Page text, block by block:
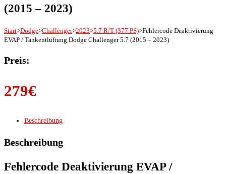
(2015 – 2023)
Start>Dodge>Challenger>2023>5.7 R/T (377 PS)>Fehlercode Deaktivierung
EVAP / Tankentlüftung Dodge Challenger 5.7 (2015 – 2023)
Preis:
279€
Beschreibung
Beschreibung
Fehlercode Deaktivierung EVAP /